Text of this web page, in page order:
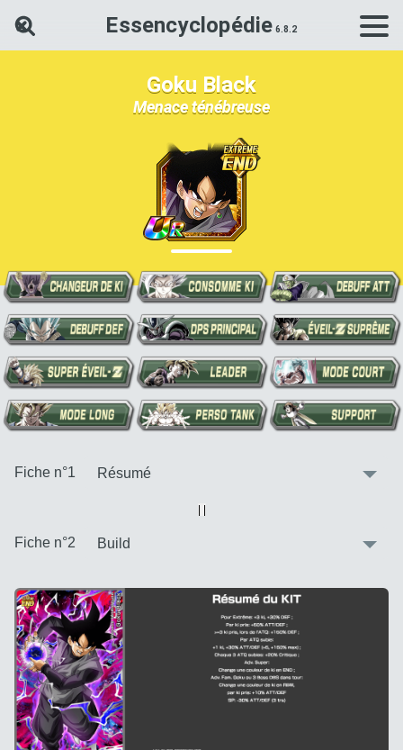
Essencyclopédie
Rechercher une carte Dokkan
Goku Black
Menace ténébreuse
Fiche n°1
Vue alternative
Fiche n°2